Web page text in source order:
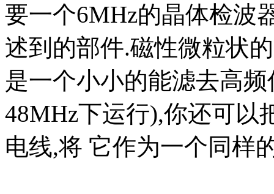
要一个6MHz的晶体检波
述到的部件.磁性微粒状
是一个小小的能滤去高
48MHz下运行),你还可以
电线,将 它作为一个同样